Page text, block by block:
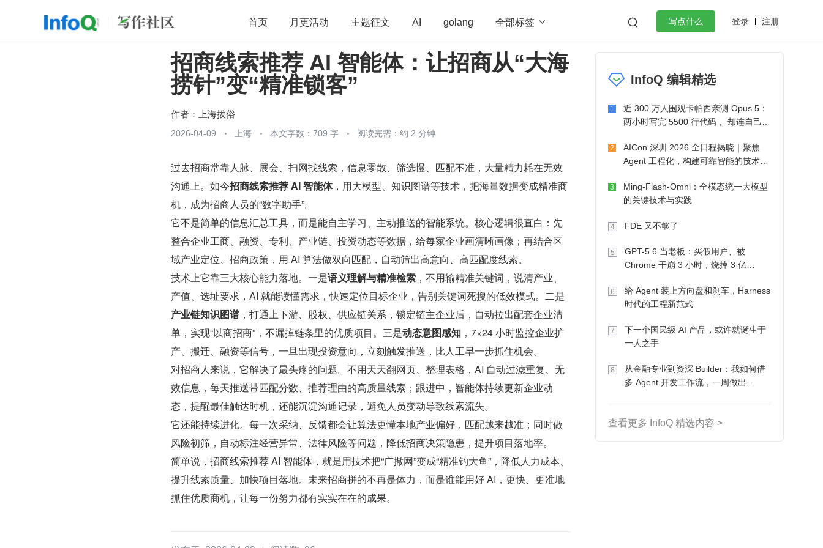
首页 月更活动 主题征文 AI golang 全部标签   写点什么 登录 注册
开源 架构 OpenHarmony 算法 学习方法 Web3.0 高效工作
团队管理 程序员 运维 微服务架构 flutter
招商线索推荐 AI 智能体：让招商从“大海
捞针”变“精准锁客”
作者： 上海拔俗
2026-04-09 上海 本文字数：709 字 阅读完需：约 2 分钟
过去招商常靠人脉、展会、扫网找线索，信息零散、筛选慢、匹配不准，大量精力耗在无效
沟通上。如今招商线索推荐 AI 智能体，用大模型、知识图谱等技术，把海量数据变成精准商
机，成为招商人员的“数字助手”。
它不是简单的信息汇总工具，而是能自主学习、主动推送的智能系统。核心逻辑很直白：先
整合企业工商、融资、专利、产业链、投资动态等数据，给每家企业画清晰画像；再结合区
域产业定位、招商政策，用 AI 算法做双向匹配，自动筛出高意向、高匹配度线索。
技术上它靠三大核心能力落地。一是语义理解与精准检索 ，不用输精准关键词，说清产业、
产值、选址要求，AI 就能读懂需求，快速定位目标企业，告别关键词死搜的低效模式。二是
产业链知识图谱，打通上下游、股权、供应链关系，锁定链主企业后，自动拉出配套企业清
单，实现“以商招商”，不漏掉链条里的优质项目。三是动态意图感知 ，7×24 小时监控企业扩
产、搬迁、融资等信号，一旦出现投资意向，立刻触发推送，比人工早一步抓住机会。
对招商人来说，它解决了最头疼的问题。不用天天翻网页、整理表格，AI 自动过滤重复、无
效信息，每天推送带匹配分数、推荐理由的高质量线索；跟进中，智能体持续更新企业动
态，提醒最佳触达时机，还能沉淀沟通记录，避免人员变动导致线索流失。
它还能持续进化。每一次采纳、反馈都会让算法更懂本地产业偏好，匹配越来越准；同时做
风险初筛，自动标注经营异常、法律风险等问题，降低招商决策隐患，提升项目落地率。
简单说，招商线索推荐 AI 智能体，就是用技术把“广撒网”变成“精准钓大鱼”，降低人力成本、
提升线索质量、加快项目落地。未来招商拼的不再是体力，而是谁能用好 AI，更快、更准地
抓住优质商机，让每一份努力都有实实在在的成果。
InfoQ 编辑精选
1
近 300 万人围观卡帕西亲测 Opus 5：
两小时写完 5500 行代码， 却连自己写
2
AICon 深圳 2026 全日程揭晓｜聚焦
Agent 工程化，构建可靠智能的技术路
3
Ming-Flash-Omni：全模态统一大模型
的关键技术与实践
4 FDE 又不够了
5
GPT-5.6 当老板：买假用户、被
Chrome 干崩 3 小时，烧掉 3 亿
6
给 Agent 装上方向盘和刹车，Harness
时代的工程新范式
7
下一个国民级 AI 产品，或许就诞生于
一人之手
8
从金融专业到资深 Builder：我如何借
多 Agent 开发工作流，一周做出
查看更多 InfoQ 精选内容 >